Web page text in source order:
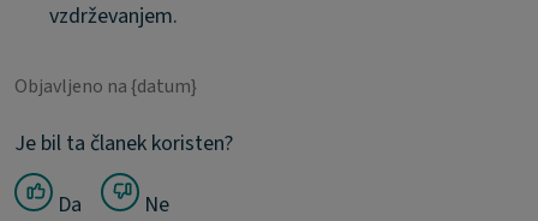
vzdrževanjem.
Objavljeno na {datum}
Je bil ta članek koristen?
Da Ne